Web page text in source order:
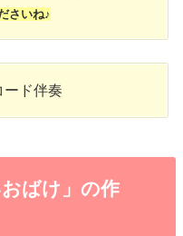
さいね♪
ード伴奏
ばけ」の作